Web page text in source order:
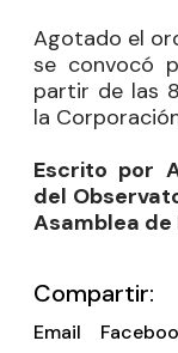
Agotado el
se convocó
partir de las
la
Escrito por
del
Asamblea de
Compartir:
Email